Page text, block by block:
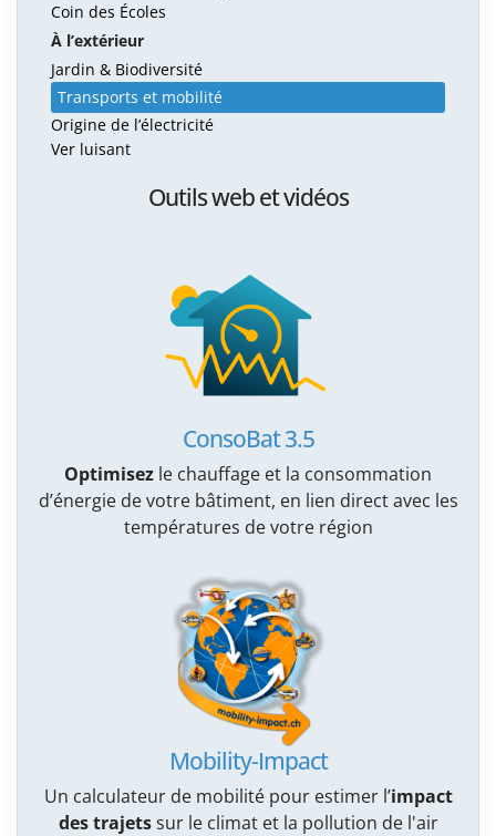
Coin des Écoles
À l’extérieur
Jardin & Biodiversité
Transports et mobilité
Origine de l’électricité
Ver luisant
Outils web et vidéos
ConsoBat 3.5
Optimisez le chauffage et la consommation
d’énergie de votre bâtiment, en lien direct avec les
températures de votre région
Mobility-Impact
Un calculateur de mobilité pour estimer l’impact
des trajetssur le climat et la pollution de l'air